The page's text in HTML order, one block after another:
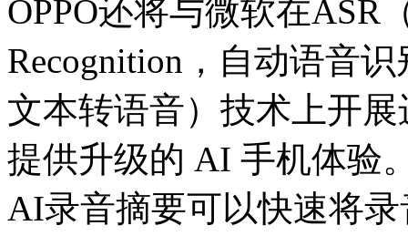
OPPO还将与微软在ASR
Recognition，自动语音识
文本转语音）技术上开
提供升级的 AI 手机体验
AI录音摘要可以快速将